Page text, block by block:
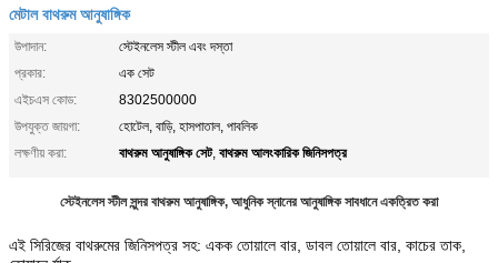
মেটাল বাথরুম আনুষাঙ্গিক
উপাদান:
স্টেইনলেস স্টীল এবং দস্তা
প্রকার:
এক সেট
এইচএস কোড:
8302500000
উপযুক্ত জায়গা:
হোটেল, বাড়ি, হাসপাতাল, পাবলিক
লক্ষণীয় করা:
বাথরুম আনুষাঙ্গিক সেট, বাথরুম আলংকারিক জিনিসপত্র
স্টেইনলেস স্টীল সুন্দর বাথরুম আনুষাঙ্গিক, আধুনিক স্নানের আনুষাঙ্গিক সাবধানে একত্রিত করা
এই সিরিজের বাথরুমের জিনিসপত্র সহ: একক তোয়ালে বার, ডাবল তোয়ালে বার, কাচের তাক,